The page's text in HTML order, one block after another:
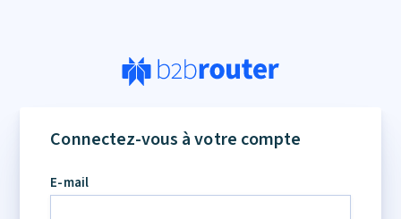
Connectez-vous à votre compte
E-mail